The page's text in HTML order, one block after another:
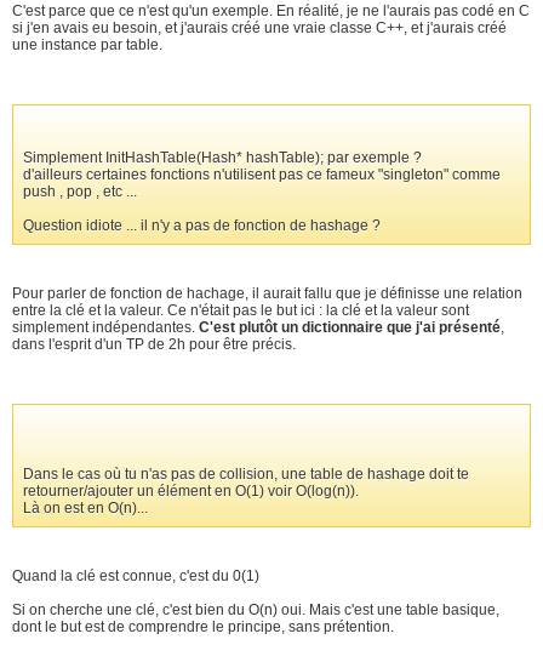
C'est parce que ce n'est qu'un exemple. En réalité, je ne l'aurais pas codé en C
si j'en avais eu besoin, et j'aurais créé une vraie classe C++, et j'aurais créé
une instance par table.
Simplement InitHashTable(Hash* hashTable); par exemple ?
d'ailleurs certaines fonctions n'utilisent pas ce fameux "singleton" comme
push , pop , etc ...
Question idiote ... il n'y a pas de fonction de hashage ?
Pour parler de fonction de hachage, il aurait fallu que je définisse une relation
entre la clé et la valeur. Ce n'était pas le but ici : la clé et la valeur sont
simplement indépendantes. C'est plutôt un dictionnaire que j'ai présenté,
dans l'esprit d'un TP de 2h pour être précis.
Dans le cas où tu n'as pas de collision, une table de hashage doit te
retourner/ajouter un élément en O(1) voir O(log(n)).
Là on est en O(n)...
Quand la clé est connue, c'est du 0(1)
Si on cherche une clé, c'est bien du O(n) oui. Mais c'est une table basique,
dont le but est de comprendre le principe, sans prétention.